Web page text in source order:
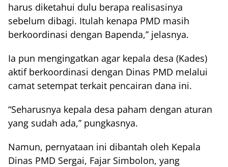
harus diketahui dulu berapa realisasinya
sebelum dibagi. Itulah kenapa PMD masih
berkoordinasi dengan Bapenda,” jelasnya.
Ia pun mengingatkan agar kepala desa (Kades)
aktif berkoordinasi dengan Dinas PMD melalui
camat setempat terkait pencairan dana ini.
“Seharusnya kepala desa paham dengan aturan
yang sudah ada,” pungkasnya.
Namun, pernyataan ini dibantah oleh Kepala
Dinas PMD Sergai, Fajar Simbolon, yang